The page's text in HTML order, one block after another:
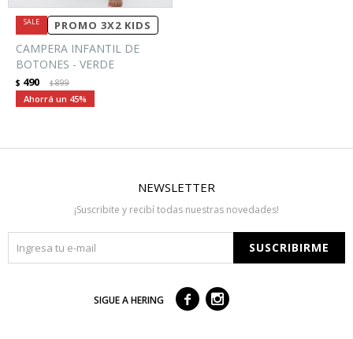
PROMO 3X2 KIDS
CAMPERA INFANTIL DE
BOTONES - VERDE
$ 490 $899
45
NEWSLETTER
¡Suscribite y recibí todas nuestras novedades!
SUSCRIBIRME
SIGUE A HERING  